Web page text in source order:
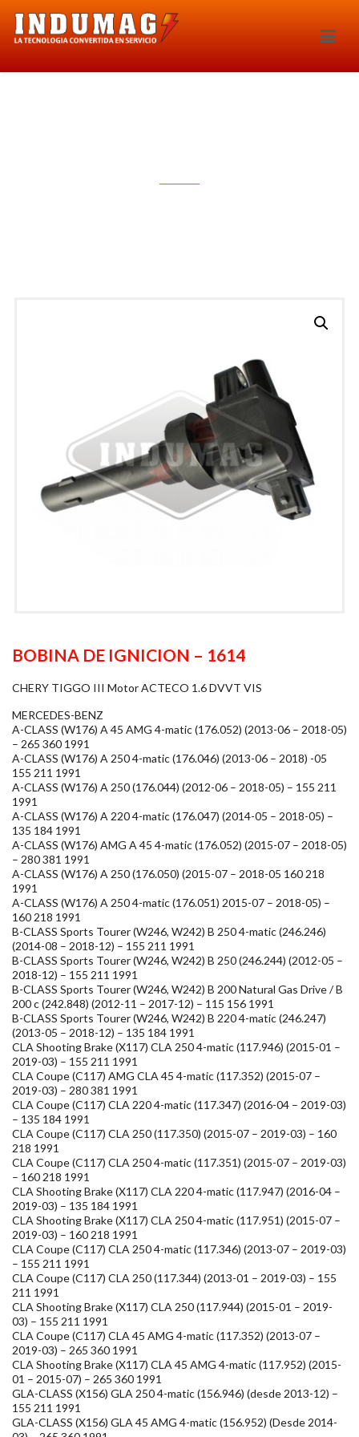
BOBINA DE IGNICION – 1614
CHERY TIGGO III Motor ACTECO 1.6 DVVT VIS
MERCEDES-BENZ
A-CLASS (W176) A 45 AMG 4-matic (176.052) (2013-06 – 2018-05)
– 265 360 1991
A-CLASS (W176) A 250 4-matic (176.046) (2013-06 – 2018) -05
155 211 1991
A-CLASS (W176) A 250 (176.044) (2012-06 – 2018-05) – 155 211
1991
A-CLASS (W176) A 220 4-matic (176.047) (2014-05 – 2018-05) –
135 184 1991
A-CLASS (W176) AMG A 45 4-matic (176.052) (2015-07 – 2018-05)
– 280 381 1991
A-CLASS (W176) A 250 (176.050) (2015-07 – 2018-05 160 218
1991
A-CLASS (W176) A 250 4-matic (176.051) 2015-07 – 2018-05) –
160 218 1991
B-CLASS Sports Tourer (W246, W242) B 250 4-matic (246.246)
(2014-08 – 2018-12) – 155 211 1991
B-CLASS Sports Tourer (W246, W242) B 250 (246.244) (2012-05 –
2018-12) – 155 211 1991
B-CLASS Sports Tourer (W246, W242) B 200 Natural Gas Drive / B
200 c (242.848) (2012-11 – 2017-12) – 115 156 1991
B-CLASS Sports Tourer (W246, W242) B 220 4-matic (246.247)
(2013-05 – 2018-12) – 135 184 1991
CLA Shooting Brake (X117) CLA 250 4-matic (117.946) (2015-01 –
2019-03) – 155 211 1991
CLA Coupe (C117) AMG CLA 45 4-matic (117.352) (2015-07 –
2019-03) – 280 381 1991
CLA Coupe (C117) CLA 220 4-matic (117.347) (2016-04 – 2019-03)
– 135 184 1991
CLA Coupe (C117) CLA 250 (117.350) (2015-07 – 2019-03) – 160
218 1991
CLA Coupe (C117) CLA 250 4-matic (117.351) (2015-07 – 2019-03)
– 160 218 1991
CLA Shooting Brake (X117) CLA 220 4-matic (117.947) (2016-04 –
2019-03) – 135 184 1991
CLA Shooting Brake (X117) CLA 250 4-matic (117.951) (2015-07 –
2019-03) – 160 218 1991
CLA Coupe (C117) CLA 250 4-matic (117.346) (2013-07 – 2019-03)
– 155 211 1991
CLA Coupe (C117) CLA 250 (117.344) (2013-01 – 2019-03) – 155
211 1991
CLA Shooting Brake (X117) CLA 250 (117.944) (2015-01 – 2019-
03) – 155 211 1991
CLA Coupe (C117) CLA 45 AMG 4-matic (117.352) (2013-07 –
2019-03) – 265 360 1991
CLA Shooting Brake (X117) CLA 45 AMG 4-matic (117.952) (2015-
01 – 2015-07) – 265 360 1991
GLA-CLASS (X156) GLA 250 4-matic (156.946) (desde 2013-12) –
155 211 1991
GLA-CLASS (X156) GLA 45 AMG 4-matic (156.952) (Desde 2014-